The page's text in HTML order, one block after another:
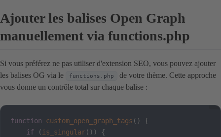
Ajouter les balises Open Graph
manuellement via functions.php
Si vous préférez ne pas utiliser d'extension SEO, vous pouvez ajouter
les balises OG via le
functions.php
de votre thème. Cette approche
vous donne un contrôle total sur chaque balise :
function custom_open_graph_tags ( )
{
if
( is_singular( ) )
{